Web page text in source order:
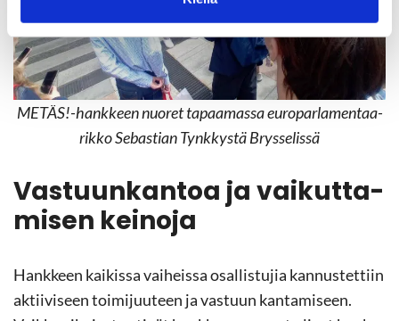
METÄS!-​hankkeen nuo­ret ta­paa­mas­sa eu­ro­par­la­men­taa­
rik­ko Se­bas­tian Tynk­kys­tä Brys­se­lis­sä
Vas­tuun­kan­toa ja vai­kut­ta­
mi­sen kei­no­ja
Hank­keen kai­kis­sa vai­heis­sa osal­lis­tu­jia kan­nus­tet­tiin
ak­tii­vi­seen toi­mi­juu­teen ja vas­tuun kan­ta­mi­seen.